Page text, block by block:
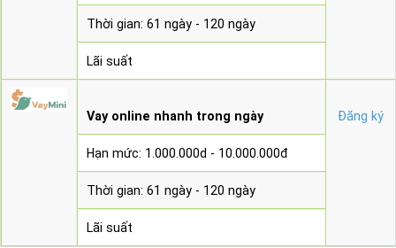
Thời gian: 61 ngày - 120 ngày
Lãi suất
Vay online nhanh trong ngày Đăng ký
Hạn mức: 1.000.000d - 10.000.000đ
Thời gian: 61 ngày - 120 ngày
Lãi suất